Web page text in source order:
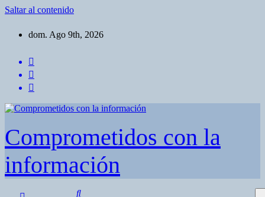
Saltar al contenido
dom. Ago 9th, 2026
Comprometidos con la
información